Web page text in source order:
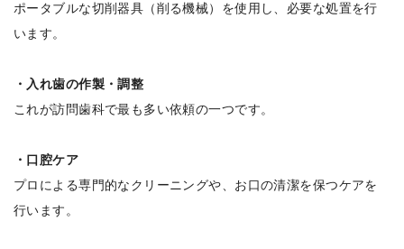
ポータブルな切削器具（削る機械）を使用し、必要な処置を行
います。
・入れ歯の作製・調整
これが訪問歯科で最も多い依頼の一つです。
・口腔ケア
プロによる専門的なクリーニングや、お口の清潔を保つケアを
行います。